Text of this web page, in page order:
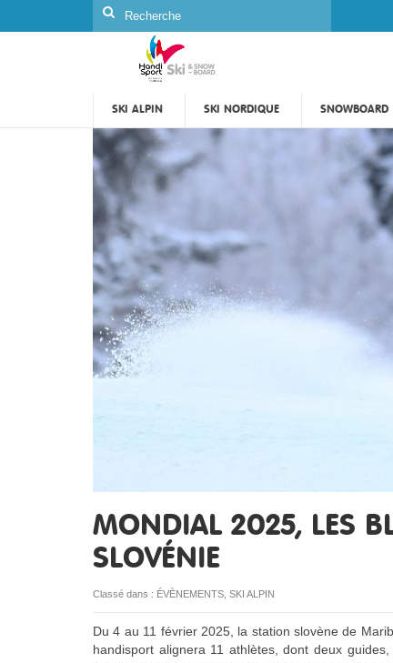
Rechercher
SKI ALPIN SKI NORDIQUE SNOWBOARD
MONDIAL 2025, LES
SLOVÉNIE
Classé dans : ÉVÈNEMENTS SKI ALPIN
Du 4 au 11 février 2025, la station slovène de
handisport alignera 11 athlètes, dont deux